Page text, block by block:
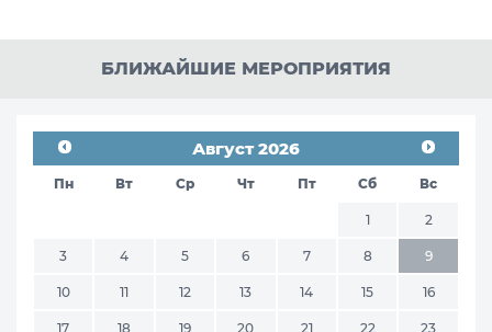
БЛИЖАЙШИЕ МЕРОПРИЯТИЯ
Август 2026
Пн Вт Ср Чт Пт Сб Вс
1 2
3 4 5 6 7 8 9
10 11 12 13 14 15 16
17 18 19 20 21 22 23